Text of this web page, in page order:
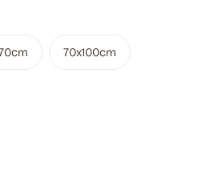
70x100cm